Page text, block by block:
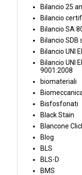
Bilancio 25
Bilancio
Bilancio SA
Bilancio SDB
Bilancio UNI
Bilancio UNI
9001:2008
biomateriali
Bisfosfonati
Black Stain
Blancone
Blog
BLS
BLS-D
BMS